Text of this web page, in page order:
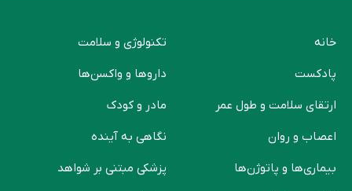
خانه
پادکست
ارتقای سلامت و طول عمر
اعصاب و روان
بیماری‌ها و پاتوژن‌ها
تکنولوژی و سلامت
دارو‌ها و واکسن‌ها
مادر و کودک
نگاهی به آینده
پزشکی مبتنی بر شواهد